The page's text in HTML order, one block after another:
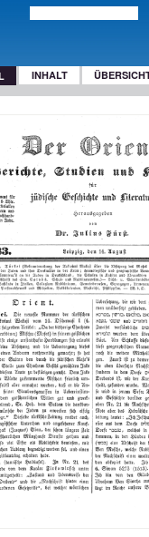
INHALT